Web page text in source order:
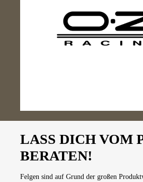
LASS DICH VOM
BERATEN!
Felgen sind auf Grund der großen